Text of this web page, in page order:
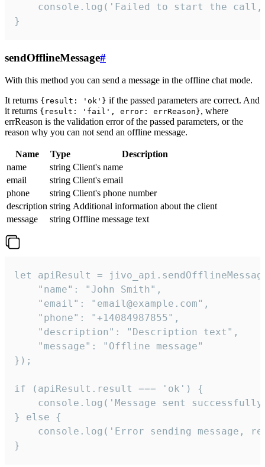
console.log('Failed to start the
}
sendOfflineMessage#
With this method you can send a message in the offline chat mode.
It returns {result: 'ok'} if the passed parameters are correct. And
it returns {result: 'fail', error: errReason}, where
errReason is the validation error of the passed parameters, or the
reason why you can not send an offline message.
Name Type
Description
name
string Client's name
email
string Client's email
phone
string Client's phone number
description string Additional information about the client
message
string Offline message text
let apiResult =
    "name": "John Smith",
    "email": "email@example.com",
    "phone": "+14084987855",
    "description": "Description text",
    "message": "Offline message"
});
if (apiResult.result === 'ok') {
console.log('Message sent
} else {
console.log('Error sending message,
}